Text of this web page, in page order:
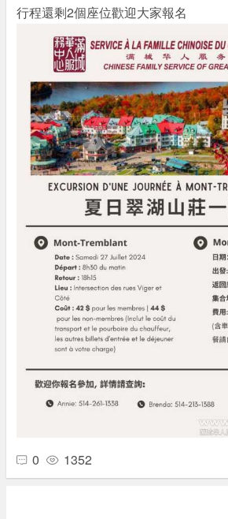
行程還剩2個座位歡迎大家報名
0 1352